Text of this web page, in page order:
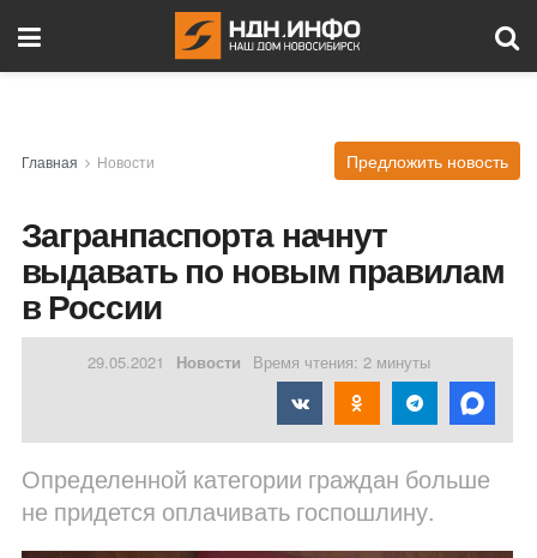
Главная Новости Предложить новость
Загранпаспорта начнут
выдавать по новым правилам
в России
29.05.2021 Новости Время чтения: 2 минуты
Определенной категории граждан больше
не придется оплачивать госпошлину.